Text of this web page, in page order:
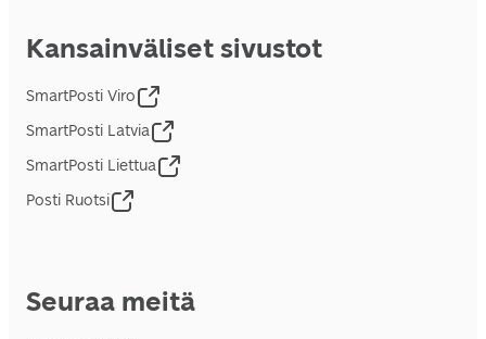
Kansainväliset sivustot
SmartPosti Viro
SmartPosti Latvia
SmartPosti Liettua
Posti Ruotsi
Seuraa meitä